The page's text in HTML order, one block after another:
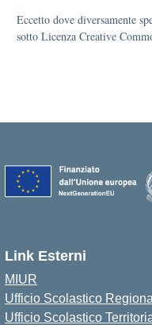
Eccetto dove diversamente
sotto Licenza Creative
Link Esterni
MIUR
Ufficio Scolastico
Ufficio Scolastico